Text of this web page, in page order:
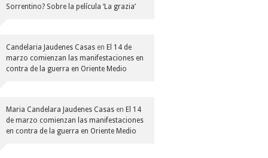
Sorrentino? Sobre la película ‘La grazia’
Candelaria Jaudenes Casas en El 14 de
marzo comienzan las manifestaciones en
contra de la guerra en Oriente Medio
Maria Candelara Jaudenes Casas en El 14
de marzo comienzan las manifestaciones
en contra de la guerra en Oriente Medio